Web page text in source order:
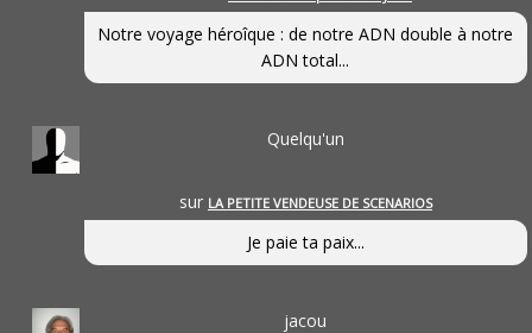
Notre voyage héroîque : de notre ADN double à notre
ADN total...
Quelqu'un
sur LA PETITE VENDEUSE DE SCENARIOS
Je paie ta paix...
jacou